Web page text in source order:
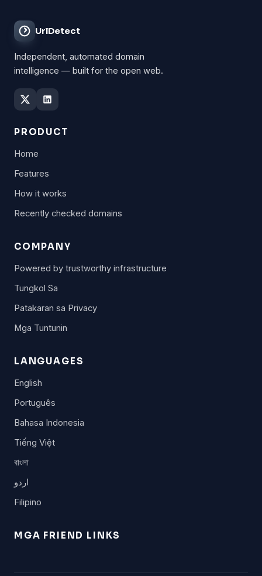
UrlDetect
Independent, automated domain
intelligence — built for the open web.
PRODUCT
Home
Features
How it works
Recently checked domains
COMPANY
Powered by trustworthy infrastructure
Tungkol Sa
Patakaran sa Privacy
Mga Tuntunin
LANGUAGES
English
Português
Bahasa Indonesia
Tiếng Việt
বাংলা
اردو
Filipino
MGA FRIEND LINKS